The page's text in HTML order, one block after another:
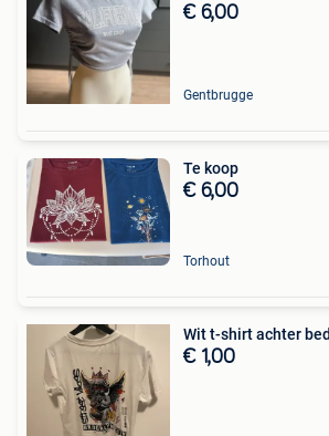
€ 6,00
Gentbrugge
Te koop
€ 6,00
Torhout
Wit t-shirt achter
€ 1,00